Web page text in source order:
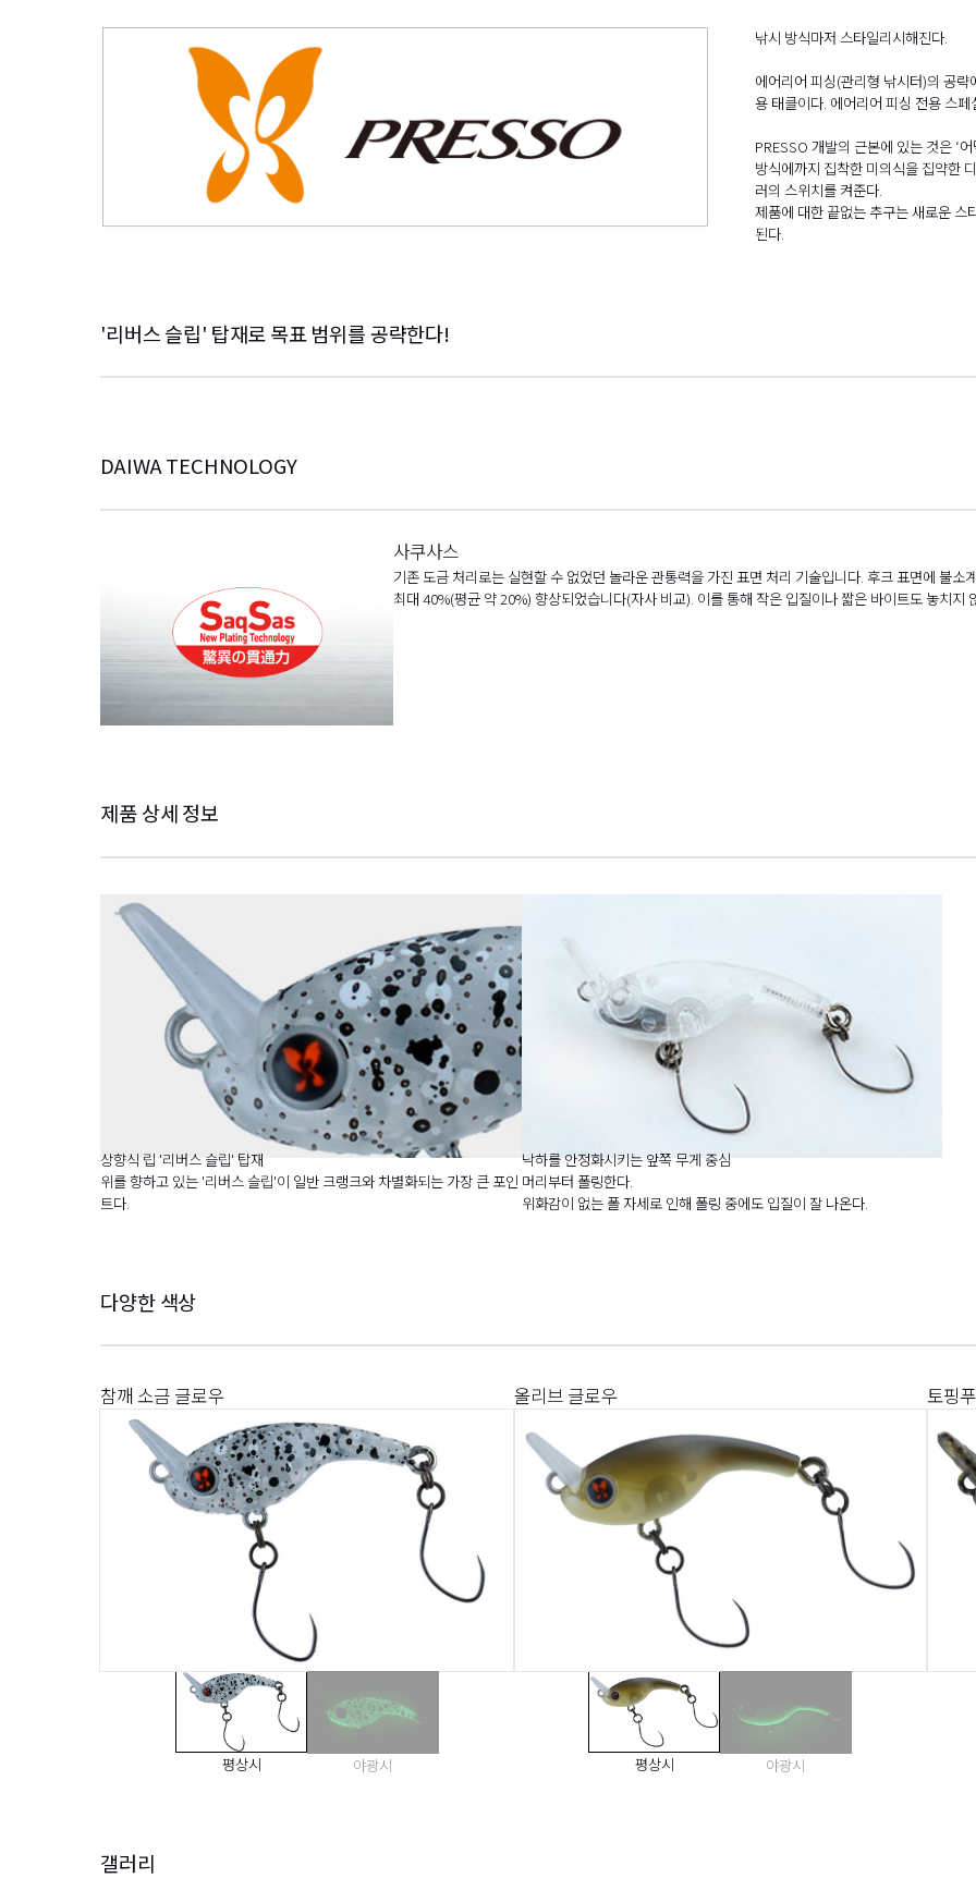
낚시 방식마저 스타일리시해진다.
에어리어 피싱(관리형 낚시터)의 공
용 태클이다. 에어리어 피싱 전용 스
PRESSO 개발의 근본에 있는 것은 ‘
방식에까지 집착한 미의식을 집약한
러의 스위치를 켜준다.
제품에 대한 끝없는 추구는 새로운 스
된다.
'리버스 슬립' 탑재로 목표 범위를 공략한다!
DAIWA TECHNOLOGY
사쿠사스
기존 도금 처리로는 실현할 수 없었던 놀라운 관통력을 가진 표면 처리 기술입니다. 후크 표면에 불
최대 40%(평균 약 20%) 향상되었습니다(자사 비교). 이를 통해 작은 입질이나 짧은 바이트도 놓치지
제품 상세 정보
상향식 립 '리버스 슬립' 탑재
위를 향하고 있는 '리버스 슬립'이 일반 크랭크와 차별화되는 가장 큰 포인
트다.
낙하를 안정화시키는 앞쪽 무게 중심
머리부터 폴링한다.
위화감이 없는 폴 자세로 인해 폴링 중에도 입질이 잘 나온다.
다양한 색상
참깨 소금 글로우
평상시 야광시
올리브 글로우
평상시 야광시
토핑
갤러리